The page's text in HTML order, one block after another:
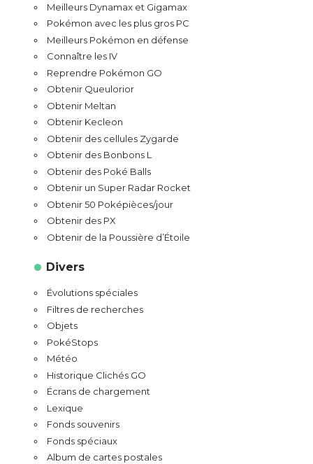
Meilleurs Dynamax et Gigamax
Pokémon avec les plus gros PC
Meilleurs Pokémon en défense
Connaître les IV
Reprendre Pokémon GO
Obtenir Queulorior
Obtenir Meltan
Obtenir Kecleon
Obtenir des cellules Zygarde
Obtenir des Bonbons L
Obtenir des Poké Balls
Obtenir un Super Radar Rocket
Obtenir 50 Poképièces/jour
Obtenir des PX
Obtenir de la Poussière d’Étoile
Divers
Évolutions spéciales
Filtres de recherches
Objets
PokéStops
Météo
Historique Clichés GO
Écrans de chargement
Lexique
Fonds souvenirs
Fonds spéciaux
Album de cartes postales